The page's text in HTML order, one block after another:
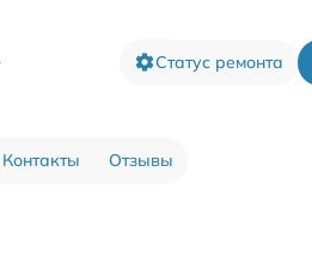
Статус ремонта
Контакты Отзывы